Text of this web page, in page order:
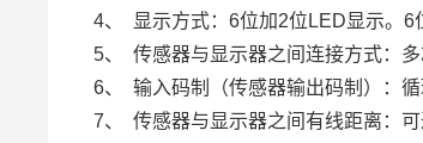
4、 显示方式：6位加2位LED显示。6
5、 传感器与显示器之间连接方式：多
6、 输入码制（传感器输出码制）：
7、 传感器与显示器之间有线距离：可